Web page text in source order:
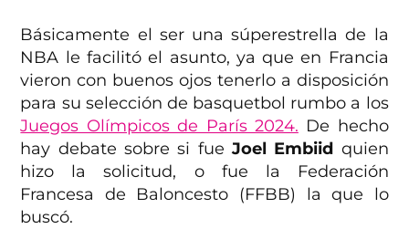
Básicamente el ser una súperestrella de la
NBA le facilitó el asunto, ya que en Francia
vieron con buenos ojos tenerlo a disposición
para su selección de basquetbol rumbo a los
Juegos Olímpicos de París 2024. De hecho
hay debate sobre si fue Joel Embiid quien
hizo la solicitud, o fue la Federación
Francesa de Baloncesto (FFBB) la que lo
buscó.